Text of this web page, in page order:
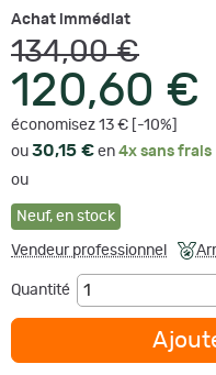
Achat immédiat
134,00 €
120,60 €
économisez 13 € [-10%]
ou 30,15 € en 4x sans frais
ou
Neuf, en stock
Vendeur professionnel
Quantité